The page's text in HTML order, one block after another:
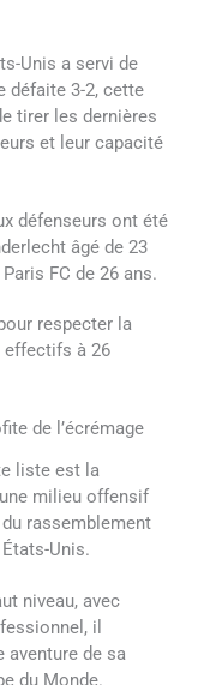
Unis a servi de
défaite 3-2, cette
tirer les dernières
et leur capacité
défenseurs ont été
âgé de 23
FC de 26 ans.
respecter la
effectifs à 26
de l’écrémage
liste est la
milieu offensif
rassemblement
Unis.
niveau, avec
il
aventure de sa
du Monde.